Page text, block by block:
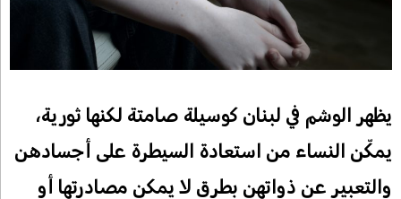
يظهر الوشم في لبنان كوسيلة صامتة لكنها ثورية،
يمكّن النساء من استعادة السيطرة على أجسادهن
والتعبير عن ذواتهن بطرق لا يمكن مصادرتها أو